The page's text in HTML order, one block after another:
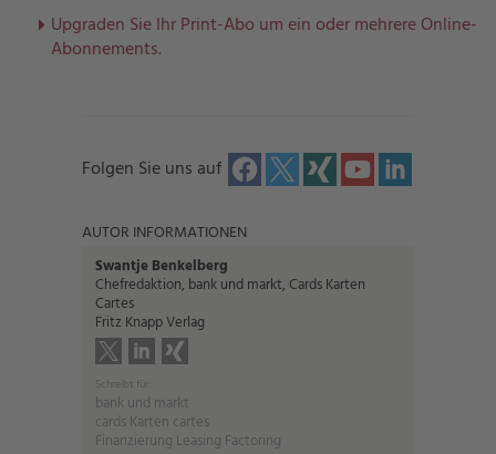
Upgraden Sie Ihr Print-Abo um ein oder mehrere Online-
Abonnements.
Folgen Sie uns auf
AUTOR INFORMATIONEN
Swantje Benkelberg
Chefredaktion, bank und markt, Cards Karten
Cartes
Fritz Knapp Verlag
Schreibt für:
bank und markt
cards Karten cartes
Finanzierung Leasing Factoring